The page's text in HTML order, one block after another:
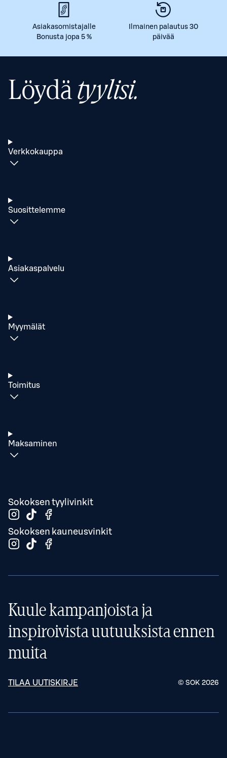
Asiakasomistajalle
Bonusta jopa 5 %
Ilmainen palautus 30
päivää
Löydätyylisi.
Verkkokauppa
Suosittelemme
Asiakaspalvelu
Myymälät
Toimitus
Maksaminen
Sokoksen tyylivinkit
Sokoksen kauneusvinkit
Kuule kampanjoista ja
inspiroivista uutuuksista ennen
muita
TILAA UUTISKIRJE © SOK 2026